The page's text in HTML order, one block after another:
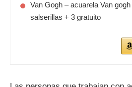
Van Gogh – acuarela Van
salserillas + 3 gratuito